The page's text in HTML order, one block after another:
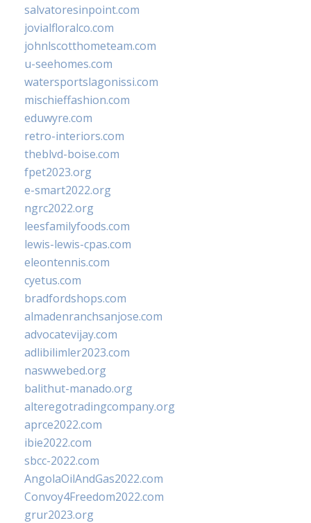
salvatoresinpoint.com
jovialfloralco.com
johnlscotthometeam.com
u-seehomes.com
watersportslagonissi.com
mischieffashion.com
eduwyre.com
retro-interiors.com
theblvd-boise.com
fpet2023.org
e-smart2022.org
ngrc2022.org
leesfamilyfoods.com
lewis-lewis-cpas.com
eleontennis.com
cyetus.com
bradfordshops.com
almadenranchsanjose.com
advocatevijay.com
adlibilimler2023.com
naswwebed.org
balithut-manado.org
alteregotradingcompany.org
aprce2022.com
ibie2022.com
sbcc-2022.com
AngolaOilAndGas2022.com
Convoy4Freedom2022.com
grur2023.org